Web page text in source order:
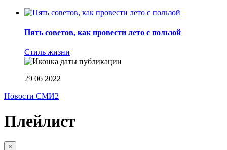
Пять советов, как провести лето с пользой
Стиль жизни
29 06 2022
Новости СМИ2
Плейлист
×